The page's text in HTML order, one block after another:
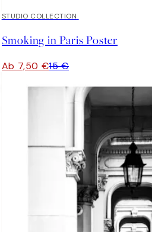
50%*
STUDIO COLLECTION
Smoking in Paris Poster
Ab 7,50 €15 €